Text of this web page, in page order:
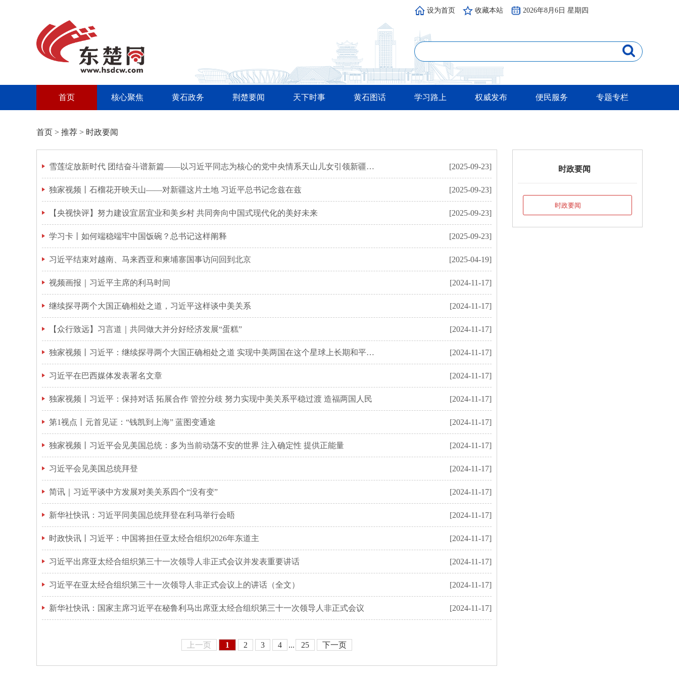
设为首页 收藏本站 2026年8月6日 星期四
首页 核心聚焦 黄石政务 荆楚要闻 天下时事 黄石图话 学习路上 权威发布 便民服务 专题专栏
首页 > 推荐 > 时政要闻
雪莲绽放新时代 团结奋斗谱新篇——以习近平同志为核心的党中央情系天山儿女引领新疆发展纪实 [2025-09-23]
独家视频丨石榴花开映天山——对新疆这片土地 习近平总书记念兹在兹 [2025-09-23]
【央视快评】努力建设宜居宜业和美乡村 共同奔向中国式现代化的美好未来 [2025-09-23]
学习卡丨如何端稳端牢中国饭碗？总书记这样阐释 [2025-09-23]
习近平结束对越南、马来西亚和柬埔寨国事访问回到北京 [2025-04-19]
视频画报｜习近平主席的利马时间 [2024-11-17]
继续探寻两个大国正确相处之道，习近平这样谈中美关系 [2024-11-17]
【众行致远】习言道｜共同做大并分好经济发展“蛋糕” [2024-11-17]
独家视频丨习近平：继续探寻两个大国正确相处之道 实现中美两国在这个星球上长期和平共存 [2024-11-17]
习近平在巴西媒体发表署名文章 [2024-11-17]
独家视频丨习近平：保持对话 拓展合作 管控分歧 努力实现中美关系平稳过渡 造福两国人民 [2024-11-17]
第1视点丨元首见证：“钱凯到上海” 蓝图变通途 [2024-11-17]
独家视频丨习近平会见美国总统：多为当前动荡不安的世界 注入确定性 提供正能量 [2024-11-17]
习近平会见美国总统拜登 [2024-11-17]
简讯｜习近平谈中方发展对美关系四个“没有变” [2024-11-17]
新华社快讯：习近平同美国总统拜登在利马举行会晤 [2024-11-17]
时政快讯丨习近平：中国将担任亚太经合组织2026年东道主 [2024-11-17]
习近平出席亚太经合组织第三十一次领导人非正式会议并发表重要讲话 [2024-11-17]
习近平在亚太经合组织第三十一次领导人非正式会议上的讲话（全文） [2024-11-17]
新华社快讯：国家主席习近平在秘鲁利马出席亚太经合组织第三十一次领导人非正式会议 [2024-11-17]
上一页 1 2 3 4 ... 25 下一页
时政要闻
时政要闻